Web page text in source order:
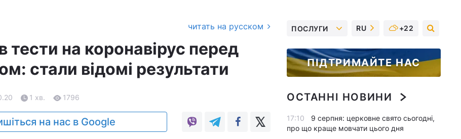
читать на русском
тести на коронавірус перед
стали відомі результати
1 хв. 1796
на нас в Google
ПОСЛУГИ RU +22
ПІДТРИМАЙТЕ НАС
ОСТАННІ НОВИНИ
17:10
9 серпня: церковне свято сьогодні,
про що краще мовчати цього дня